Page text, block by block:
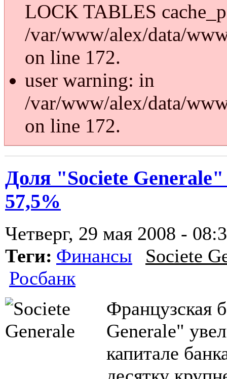
LOCK TABLES
/var/www/alex/data/
on line 172.
user warning: in
/var/www/alex/data/
on line 172.
Доля "Societe
57,5%
Четверг, 29 мая 2008 -
Теги: Финансы
Societe
Росбанк
Французская
Generale"
капитале